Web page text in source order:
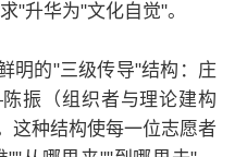
"升华为"文化自觉"。
明的"三级传导"结构：庄
振（组织者与理论建构
种结构使每一位志愿者